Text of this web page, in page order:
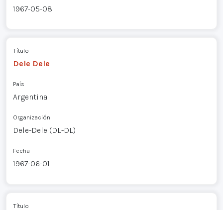
1967-05-08
Título
Dele Dele
País
Argentina
Organización
Dele-Dele (DL-DL)
Fecha
1967-06-01
Título